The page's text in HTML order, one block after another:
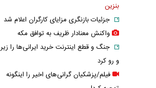
دشمنان می‌دانند چه کسانی را ترور می‌کنند
خبر مربوط به محسن رضایی از خروجی یک خبرگزاری
بنزین
جزئیات بازنگری مزایای کارگران اعلام شد
واکنش معنادار ظریف به توافق مکه
جنگ و قطع اینترنت خرید ایرانی‌ها را زیر
و رو کرد
فیلم/پزشکیان گرانی‌های اخیر را اینگونه